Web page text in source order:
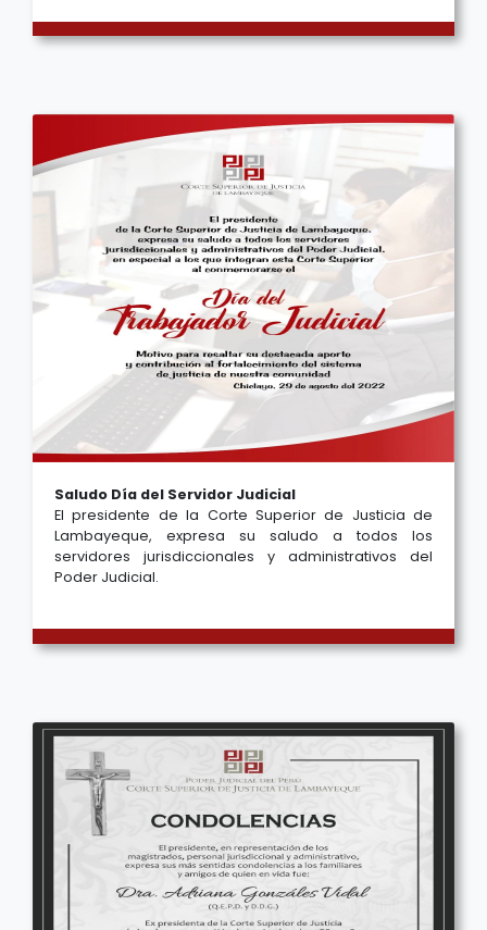
Saludo Día del Servidor Judicial
El presidente de la Corte Superior de Justicia de
Lambayeque, expresa su saludo a todos los
servidores jurisdiccionales y administrativos del
Poder Judicial.